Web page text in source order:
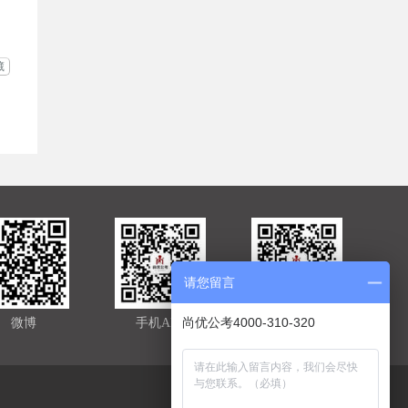
官方微信
手机APP
微博
请您留言
尚优公考4000-310-320